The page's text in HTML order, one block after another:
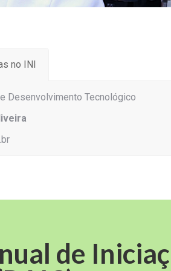
no INI
Desenvolvimento Tecnológico
de